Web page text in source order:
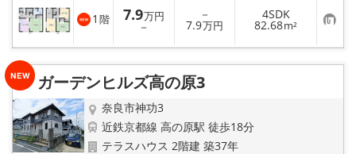
1 階 7.9万円
－
－
7.9万円
4SDK
82.68m² お
気
に
り
ガーデンヒルズ高の原3
奈良市神功3
近鉄京都線 高の原駅 徒歩18分
テラスハウス 2階建 築37年